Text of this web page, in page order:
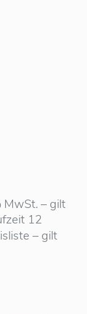
MwSt. – gilt
12
– gilt